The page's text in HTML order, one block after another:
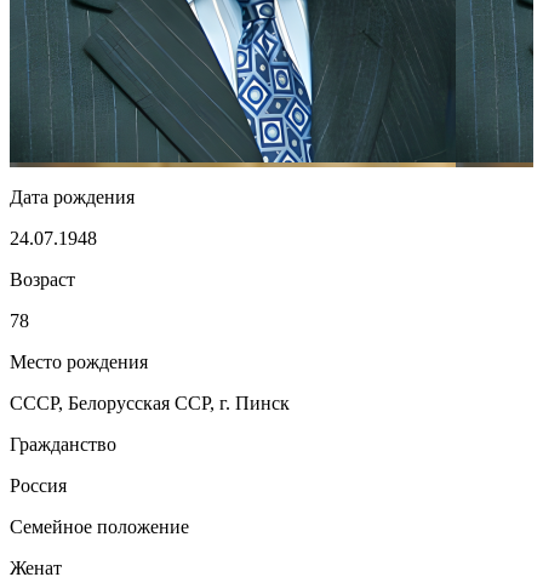
Дата рождения
24.07.1948
Возраст
78
Место рождения
СССР, Белорусская ССР, г. Пинск
Гражданство
Россия
Семейное положение
Женат